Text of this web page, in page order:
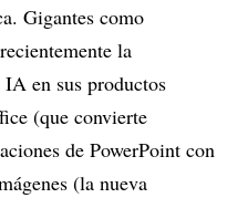
Gigantes como
la
en sus productos
(que convierte
de PowerPoint con
(la nueva